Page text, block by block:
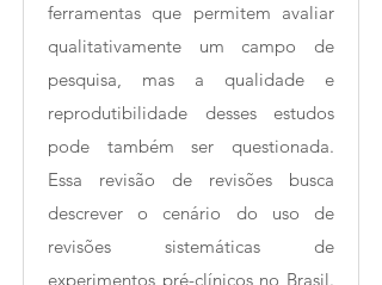
ferramentas que permitem avaliar
qualitativamente um campo de
pesquisa, mas a qualidade e
reprodutibilidade desses estudos
pode também ser questionada.
Essa revisão de revisões busca
descrever o cenário do uso de
revisões sistemáticas de
experimentos pré-clínicos no Brasil.